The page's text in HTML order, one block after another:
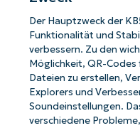
Der Hauptzweck der
Funktionalität und
verbessern. Zu den
Möglichkeit, QR-Codes
Dateien zu erstellen,
Explorers und
Soundeinstellungen.
verschiedene